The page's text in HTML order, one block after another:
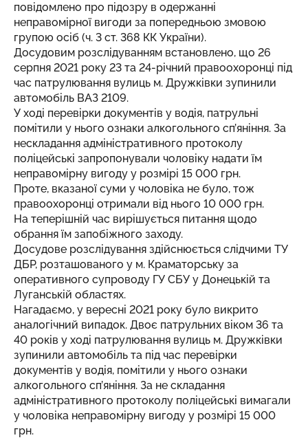
повідомлено про підозру в одержанні
неправомірної вигоди за попередньою змовою
групою осіб (ч. 3 ст. 368 КК України).
Досудовим розслідуванням встановлено, що 26
серпня 2021 року 23 та 24-річний правоохоронці під
час патрулювання вулиць м. Дружківки зупинили
автомобіль ВАЗ 2109.
У ході перевірки документів у водія, патрульні
помітили у нього ознаки алкогольного сп’яніння. За
нескладання адміністративного протоколу
поліцейські запропонували чоловіку надати їм
неправомірну вигоду у розмірі 15 000 грн.
Проте, вказаної суми у чоловіка не було, тож
правоохоронці отримали від нього 10 000 грн.
На теперішній час вирішується питання щодо
обрання їм запобіжного заходу.
Досудове розслідування здійснюється слідчими ТУ
ДБР, розташованого у м. Краматорську за
оперативного супроводу ГУ СБУ у Донецькій та
Луганській областях.
Нагадаємо, у вересні 2021 року було викрито
аналогічний випадок. Двоє патрульних віком 36 та
40 років у ході патрулювання вулиць м. Дружківки
зупинили автомобіль та під час перевірки
документів у водія, помітили у нього ознаки
алкогольного сп’яніння. За не складання
адміністративного протоколу поліцейські вимагали
у чоловіка неправомірну вигоду у розмірі 15 000
грн.